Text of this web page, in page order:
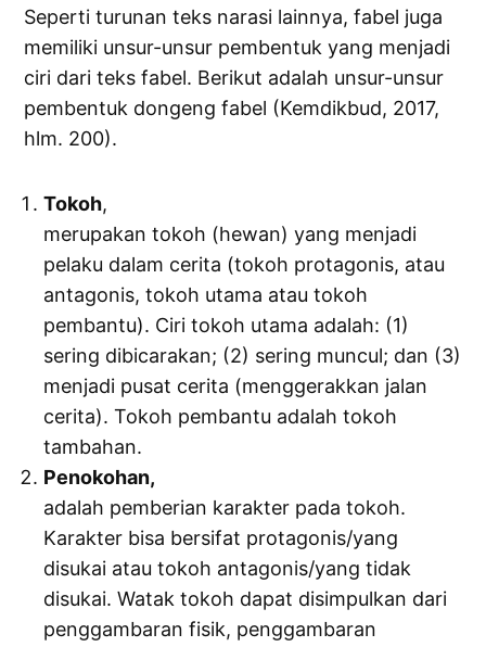
Seperti turunan teks narasi lainnya, fabel juga
memiliki unsur-unsur pembentuk yang menjadi
ciri dari teks fabel. Berikut adalah unsur-unsur
pembentuk dongeng fabel (Kemdikbud, 2017,
hlm. 200).
Tokoh,
merupakan tokoh (hewan) yang menjadi
pelaku dalam cerita (tokoh protagonis, atau
antagonis, tokoh utama atau tokoh
pembantu). Ciri tokoh utama adalah: (1)
sering dibicarakan; (2) sering muncul; dan (3)
menjadi pusat cerita (menggerakkan jalan
cerita). Tokoh pembantu adalah tokoh
tambahan.
Penokohan,
adalah pemberian karakter pada tokoh.
Karakter bisa bersifat protagonis/yang
disukai atau tokoh antagonis/yang tidak
disukai. Watak tokoh dapat disimpulkan dari
penggambaran fisik, penggambaran